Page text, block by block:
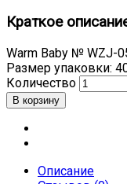
Краткое
Warm Baby № WZJ-
Размер упаковки:
Количество
Описание